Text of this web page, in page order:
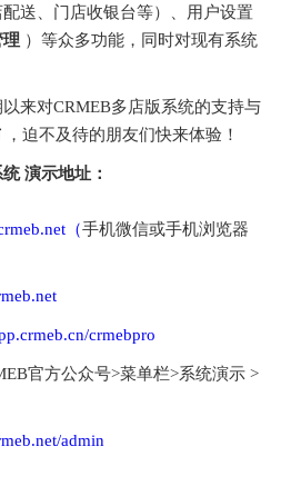
送、门店收银台等）、用户设置
理 ）等众多功能，同时对现有系统
来对CRMEB多店版系统的支持与
，迫不及待的朋友们快来体验！
演示地址：
（手机微信或手机浏览器
crmebpro
官方公众号>菜单栏>系统演示 >
admin